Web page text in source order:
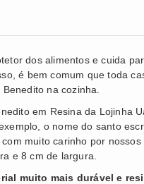
dos alimentos e cuida
é bem comum que toda
na cozinha.
em Resina da Lojinha
o nome do santo
muito carinho por nossos
e 8 cm de largura.
muito mais durável e